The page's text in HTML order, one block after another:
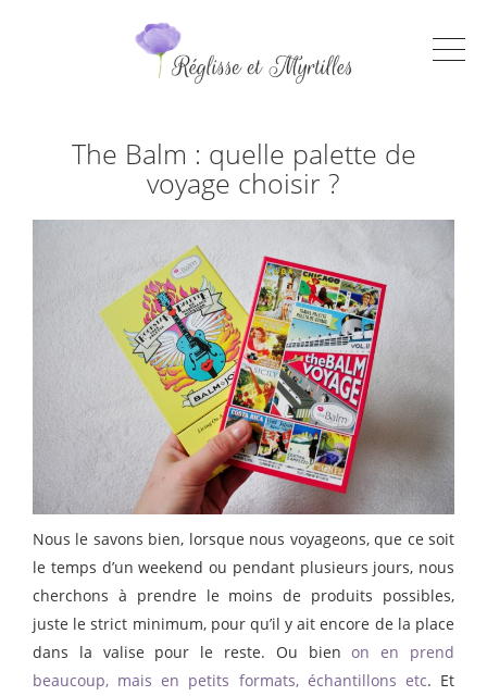
The Balm : quelle palette de
voyage choisir ?
Nous le savons bien, lorsque nous voyageons, que ce soit
le temps d’un weekend ou pendant plusieurs jours, nous
cherchons à prendre le moins de produits possibles,
juste le strict minimum, pour qu’il y ait encore de la place
dans la valise pour le reste. Ou bienon en prend
beaucoup, mais en petits formats, échantillons etc. Et